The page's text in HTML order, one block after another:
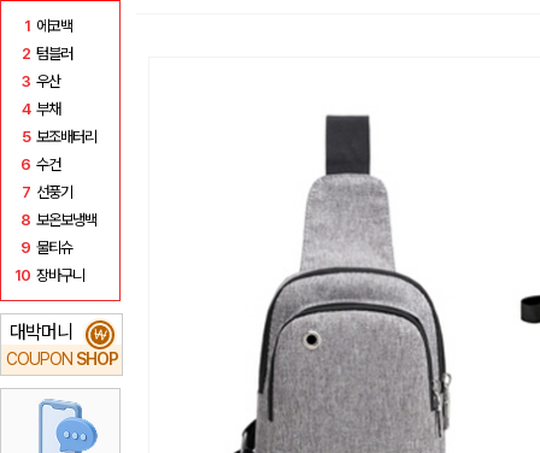
1 에코백
2 텀블러
3 우산
4 부채
5 보조배터리
6 수건
7 선풍기
8 보온보냉백
9 물티슈
10 장바구니
대박머니
COUPON SHOP
₩